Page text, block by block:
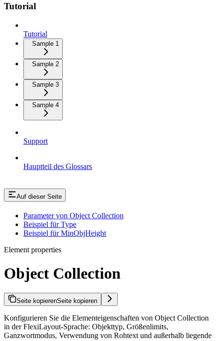
Tutorial
Tutorial
Sample 1
Sample 2
Sample 3
Sample 4
Support
Hauptteil des Glossars
Auf dieser Seite
Parameter von Object Collection
Beispiel für Type
Beispiel für MinObjHeight
Element properties
Object Collection
Seite kopierenSeite kopieren
Konfigurieren Sie die Elementeigenschaften von Object Collection
in der FlexiLayout-Sprache: Objekttyp, Größenlimits,
Ganzwortmodus, Verwendung von Rohtext und außerhalb liegende